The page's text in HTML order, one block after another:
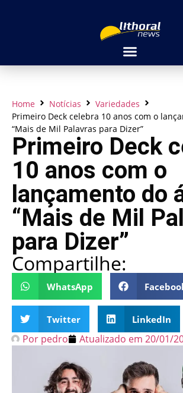
Home Notícias
Variedades
Primeiro Deck celebra 10 anos com o
“Mais de Mil Palavras para Dizer”
Primeiro Deck
10 anos com o
lançamento do
“Mais de Mil
para Dizer”
Compartilhe:
WhatsApp
Twitter LinkedIn
Por pedro Atualizado em 20/01/